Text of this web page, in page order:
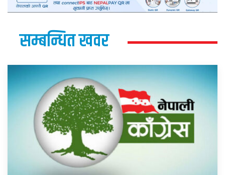
सम्बन्धित खवर